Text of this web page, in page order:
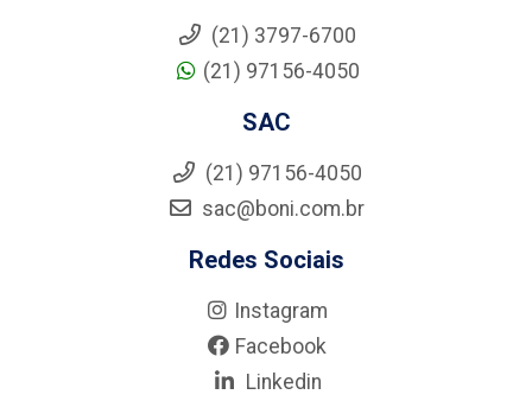
(21) 3797-6700
(21) 97156-4050
SAC
(21) 97156-4050
sac@boni.com.br
Redes Sociais
Instagram
Facebook
Linkedin